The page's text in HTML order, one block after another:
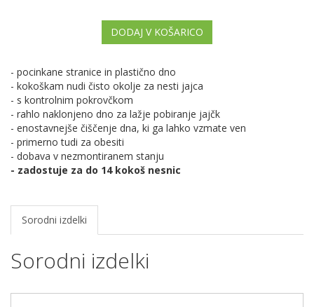
DODAJ V KOŠARICO
- pocinkane stranice in plastično dno
- kokoškam nudi čisto okolje za nesti jajca
- s kontrolnim pokrovčkom
- rahlo naklonjeno dno za lažje pobiranje jajčk
- enostavnejše čiščenje dna, ki ga lahko vzmate ven
- primerno tudi za obesiti
- dobava v nezmontiranem stanju
- zadostuje za do 14 kokoš nesnic
Sorodni izdelki
Sorodni izdelki